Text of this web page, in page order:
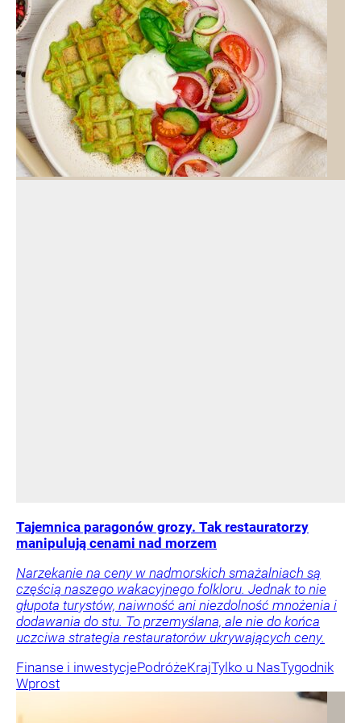
Tajemnica paragonów grozy. Tak restauratorzy
manipulują cenami nad morzem
Narzekanie na ceny w nadmorskich smażalniach są
częścią naszego wakacyjnego folkloru. Jednak to nie
głupota turystów, naiwność ani niezdolność mnożenia i
dodawania do stu. To przemyślana, ale nie do końca
uczciwa strategia restauratorów ukrywających ceny.
Finanse i inwestycjePodróżeKrajTylko u NasTygodnik
Wprost